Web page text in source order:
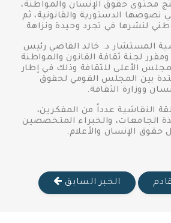
محتوى حقوق الإنسان والمواطنة،
نصوصها الدستورية والقانونية، ثم
لنشرها في تجرد وحيدة ونزاهة.
المستشار د. خالد القاضي رئيس
لجنة ثقافة القانون والمواطنة
الأعلى للثقافة وذلك في إطار
بين المجلس القومي لحقوق
ووزارة الثقافة.
النقاشية عدداً من المفكرين،
الجامعات، والخبراء المتخصصين
حقوق الإنسان والأعلام.
الخبر السابق